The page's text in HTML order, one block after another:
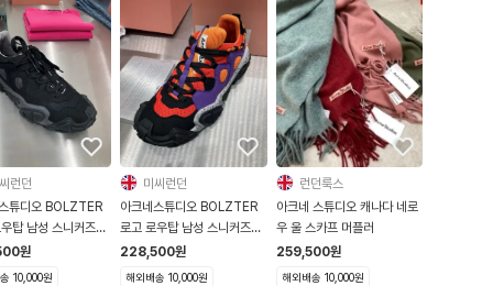
런던
튜디오 BOLZTER
탑 남성 스니커즈
SHOE000105
원
10,000원
미씨런던
아크네스튜디오 BOLZTER
로고 로우탑 남성 스니커즈
FN MN SHOE000105
228,500원
해외배송 10,000원
런던룩스
아크네 스튜디오 캐나다 네로
우 울 스카프 머플러
259,500원
해외배송 10,000원